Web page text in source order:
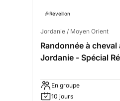
🎉Réveillon
Jordanie / Moyen Orient
Randonnée à
Jordanie - Spécial
En groupe
10 jours